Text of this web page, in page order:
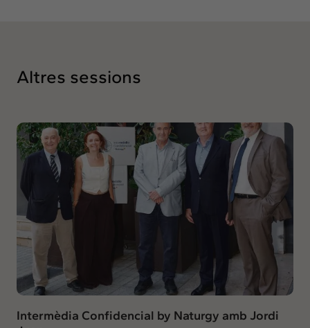
Altres sessions
Intermèdia Confidencial by Naturgy amb Jordi